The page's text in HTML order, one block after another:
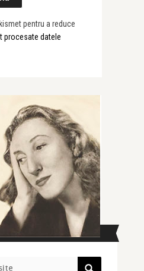
pentru a reduce
procesate datele